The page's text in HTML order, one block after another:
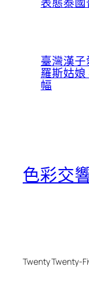
臺灣漢
羅斯姑
幅
色彩交
Twenty Twenty-